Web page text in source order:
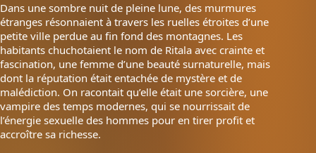
Dans une sombre nuit de pleine lune, des murmures
étranges résonnaient à travers les ruelles étroites d’une
petite ville perdue au fin fond des montagnes. Les
habitants chuchotaient le nom de Ritala avec crainte et
fascination, une femme d’une beauté surnaturelle, mais
dont la réputation était entachée de mystère et de
malédiction. On racontait qu’elle était une sorcière, une
vampire des temps modernes, qui se nourrissait de
l’énergie sexuelle des hommes pour en tirer profit et
accroître sa richesse.